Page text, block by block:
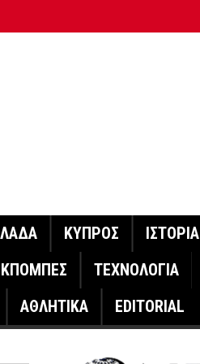
ΚΥΠΡΟΣ
ΙΣΤΟΡΙΑ
ΤΕΧΝΟΛΟΓΙΑ
ΑΘΛΗΤΙΚΑ EDITORIAL